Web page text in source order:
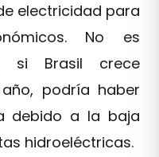
electricidad para
No es
si Brasil crece
podría haber
debido a la baja
hidroeléctricas.